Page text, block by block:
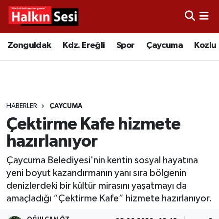
Zonguldak Kdz. Ereğli Spor Çaycuma Kozlu
HABERLER ÇAYCUMA
Çektirme Kafe hizmete
hazırlanıyor
Çaycuma Belediyesi'nin kentin sosyal hayatına
yeni boyut kazandırmanın yanı sıra bölgenin
denizlerdeki bir kültür mirasını yaşatmayı da
amaçladığı “Çektirme Kafe” hizmete hazırlanıyor.
Video
Çaycuma
Alaplı
Asayiş
Bartın
Merkez Hava Durumu
Süper Lig Puan Durumu ve Fikstür
Tüm Manşetler
Son Dakika Haberleri
Haber Arşivi